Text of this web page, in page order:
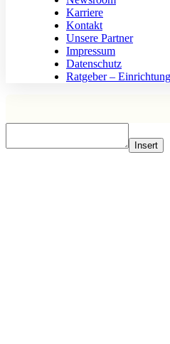
Karriere
Kontakt
Unsere Partner
Impressum
Datenschutz
Ratgeber –
Insert